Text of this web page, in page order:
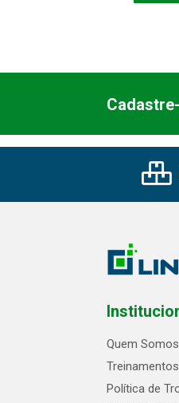
Quem Somos
Treinamentos
Política de